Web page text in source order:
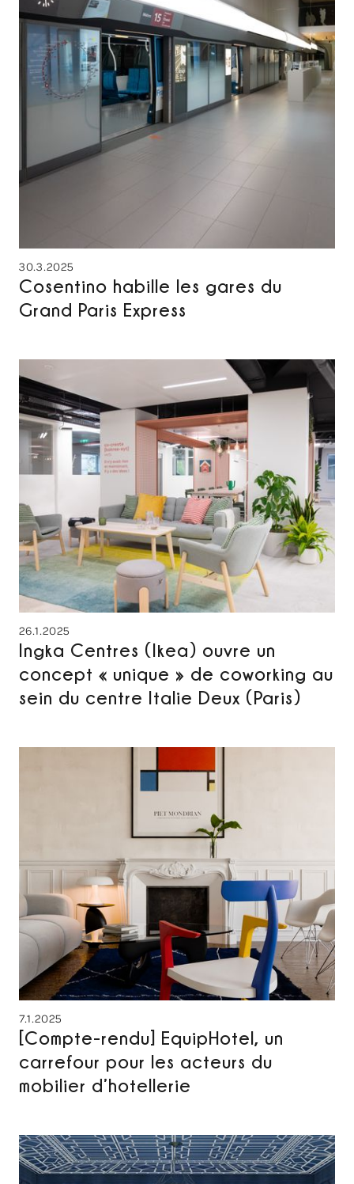
30.3.2025
Cosentino habille les gares du
Grand Paris Express
26.1.2025
Ingka Centres (Ikea) ouvre un
concept « unique » de coworking au
sein du centre Italie Deux (Paris)
7.1.2025
[Compte-rendu] EquipHotel, un
carrefour pour les acteurs du
mobilier d’hotellerie